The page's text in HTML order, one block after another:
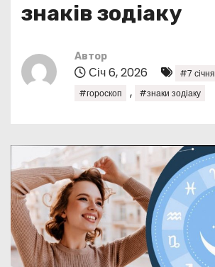
знаків зодіаку
Автор
Січ 6, 2026 #7 січня
#гороскоп , #знаки зодіаку